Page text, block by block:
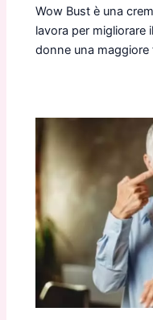
Wow Bust è una
lavora per migliorare
donne una